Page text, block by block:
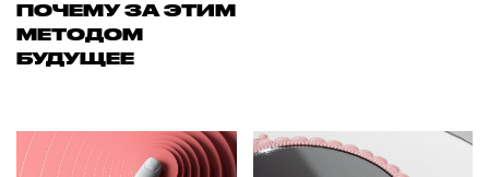
ПОЧЕМУ ЗА ЭТИМ
МЕТОДОМ
БУДУЩЕЕ